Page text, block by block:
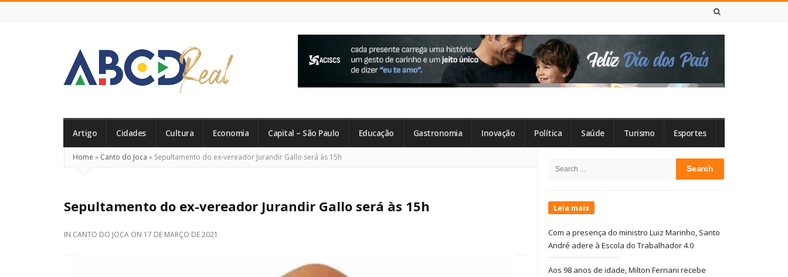
Real
Artigo Cidades Cultura Economia Capital – São Paulo Educação Gastronomia Inovação Política Saúde Turismo Esportes
Home » Canto do Joca » Sepultamento do ex-vereador Jurandir Gallo será às 15h
Sepultamento do ex-vereador Jurandir Gallo será às 15h
IN CANTO DO JOCA ON 17 DE MARÇO DE 2021
Sidebar
Search
Leia mais
Com a presença do ministro Luiz Marinho, Santo
André adere à Escola do Trabalhador 4.0
Aos 98 anos de idade, Milton Ferriani recebe